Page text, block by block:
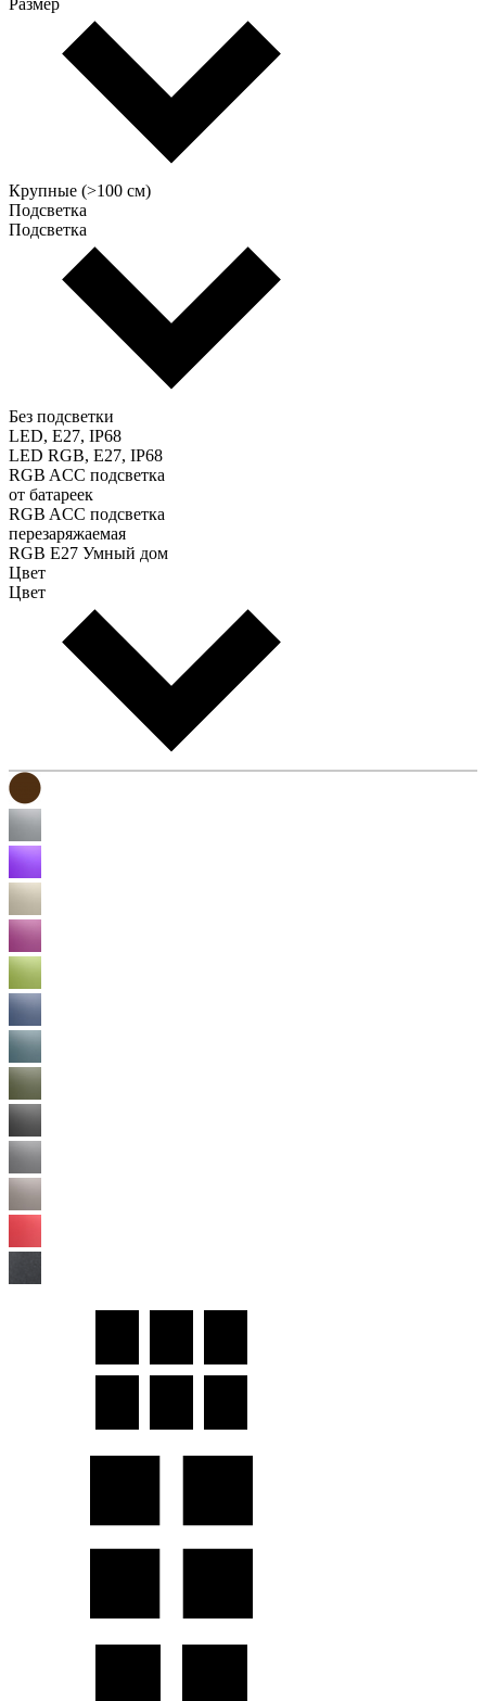
Крупные (>100 см)
Подсветка
Подсветка
Без подсветки
LED, E27, IP68
LED RGB, E27, IP68
RGB ACC подсветка
от батареек
RGB ACC подсветка
перезаряжаемая
RGB E27 Умный дом
Цвет
Цвет